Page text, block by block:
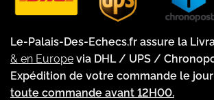
Le-Palais-Des-Echecs.fr assure la
& en Europe via DHL / UPS /
Expédition de votre commande le
toute commande avant 12H00.